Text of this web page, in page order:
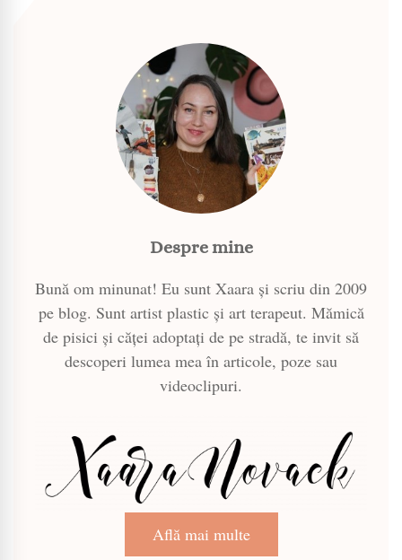
Despre mine
Bună om minunat! Eu sunt Xaara și scriu din 2009
pe blog. Sunt artist plastic și art terapeut. Mămică
de pisici și căței adoptați de pe stradă, te invit să
descoperi lumea mea în articole, poze sau
videoclipuri.
Află mai multe